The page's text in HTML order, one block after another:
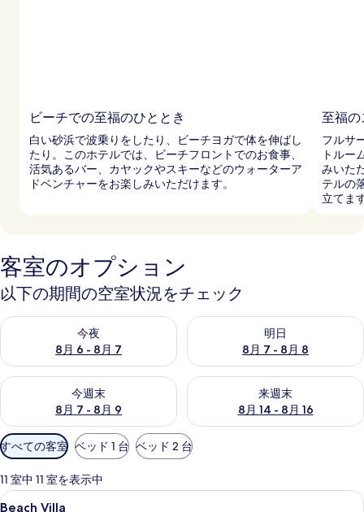
ビーチでの至福のひととき
白い砂浜で波乗りをしたり、ビーチヨガで体を伸ばし
たり。このホテルでは、ビーチフロントでのお食事、
活気あるバー、カヤックやスキーなどのウォーターア
ドベンチャーをお楽しみいただけます。
至福の
フルサ
トルー
みいた
テルの
立てま
客室のオプション
以下の期間の空室状況をチェック
今夜
8月 6 - 8月 7
今夜 8月 6 - 8月 7 の空室状況をチェック
明日
8月 7 - 8月 8
明日 8月 7 - 8月 8 の空室状況
今週末
8月 7 - 8月 9
今週末 8月 7 - 8月 9 の空室状況をチェック
来週末
8月 14 - 8月 16
来週末 8月 14 - 8月 16 の空室
利
用
可
能
すべての客室 ベッド 1 台 ベッド 2 台
11 室中 11 室を表示中
Beach
Beach Villa | エジプト綿のシーツ、
10
Beach Villa